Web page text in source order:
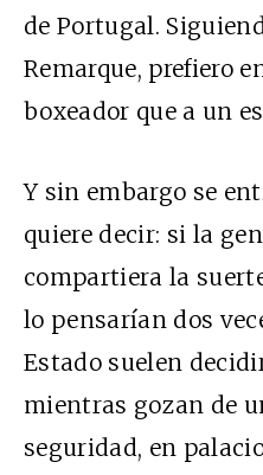
de Portugal.
Remarque, prefiero
boxeador que a un
Y sin embargo se
quiere decir: si la
compartiera la
lo pensarían dos
Estado suelen
mientras gozan de
seguridad, en